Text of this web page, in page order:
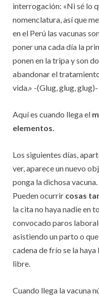
interrogación: «Ni sé lo
nomenclatura, así que
en el Perú las vacunas
poner una cada día la
ponen en la tripa y son
abandonar el
vida.» -(Glug, glug, glug)-
Aquí es cuando llega el
elementos.
Los siguientes días,
ver, aparece un nuevo
ponga la dichosa
Pueden ocurrir cosas
la cita no haya nadie en
convocado paros
asistiendo un parto o
cadena de frío se la haya
libre.
Cuando llega la vacuna